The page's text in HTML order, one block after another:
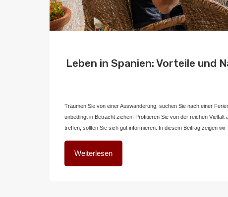
Leben in Spanien: Vorteile und
Home2 Immobilien
Träumen Sie von einer Auswanderung, suchen Sie nach einer
unbedingt in Betracht ziehen! Profitieren Sie von der reichen
treffen, sollten Sie sich gut informieren. In diesem Beitrag zeigen wir
Weiterlesen